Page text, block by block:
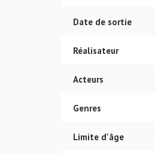
Date de sortie
Réalisateur
Acteurs
Genres
Limite d'âge